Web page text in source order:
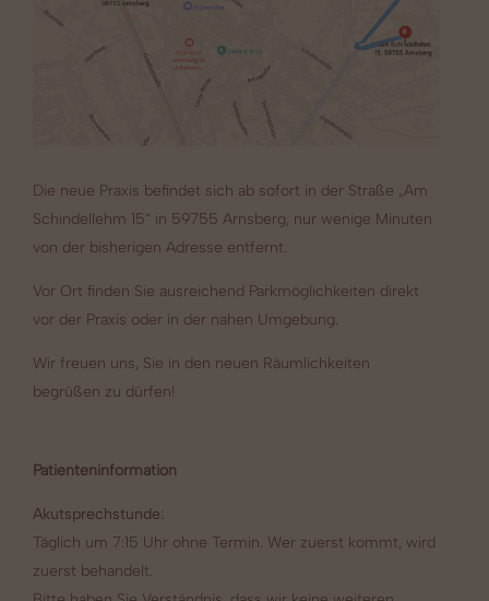
Die neue Praxis befindet sich ab sofort in der Straße „Am
Schindellehm 15“ in 59755 Arnsberg, nur wenige Minuten
von der bisherigen Adresse entfernt.
Vor Ort finden Sie ausreichend Parkmöglichkeiten direkt
vor der Praxis oder in der nahen Umgebung.
Wir freuen uns, Sie in den neuen Räumlichkeiten
begrüßen zu dürfen!
Patienteninformation
Akutsprechstunde:
Täglich um 7:15 Uhr ohne Termin. Wer zuerst kommt, wird
zuerst behandelt.